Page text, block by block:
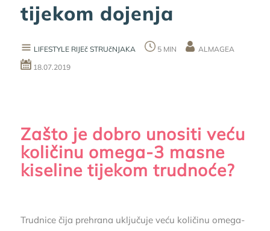
tijekom dojenja
LIFESTYLE RIJEč STRUčNJAKA 5 MIN
ALMAGEA
18.07.2019
Zašto je dobro unositi veću
količinu omega-3 masne
kiseline tijekom trudnoće?
Trudnice čija prehrana uključuje veću količinu omega-